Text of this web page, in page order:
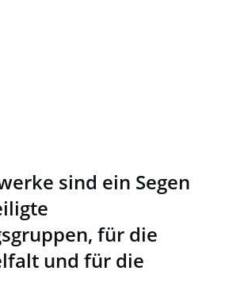
sind ein Segen
für die
und für die